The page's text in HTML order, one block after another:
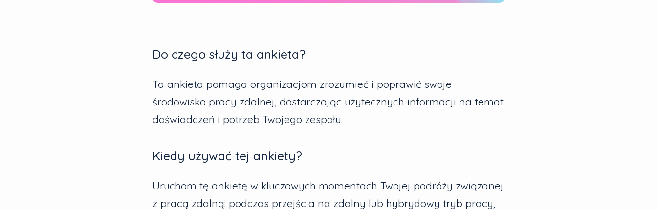
Do czego służy ta ankieta?
Ta ankieta pomaga organizacjom zrozumieć i poprawić swoje
środowisko pracy zdalnej, dostarczając użytecznych informacji na temat
doświadczeń i potrzeb Twojego zespołu.
Kiedy używać tej ankiety?
Uruchom tę ankietę w kluczowych momentach Twojej podróży związanej
z pracą zdalną: podczas przejścia na zdalny lub hybrydowy tryb pracy,